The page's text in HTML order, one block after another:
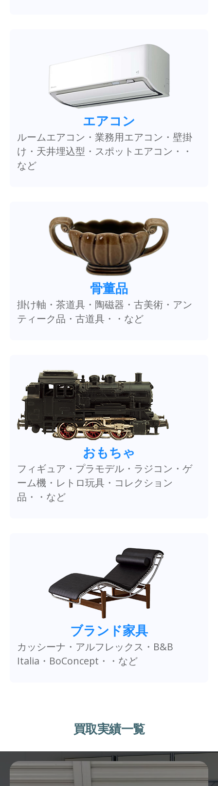
エアコン
ルームエアコン・業務用エアコン・壁掛
け・天井埋込型・スポットエアコン・・
など
骨董品
掛け軸・茶道具・陶磁器・古美術・アン
ティーク品・古道具・・など
おもちゃ
フィギュア・プラモデル・ラジコン・ゲ
ーム機・レトロ玩具・コレクション
品・・など
ブランド家具
カッシーナ・アルフレックス・B&B
Italia・BoConcept・・など
買取実績一覧